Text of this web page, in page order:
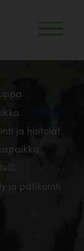
ja hoitolat
ja patikointi